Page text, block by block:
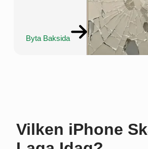
Byta Baksida
Vilken iPhone